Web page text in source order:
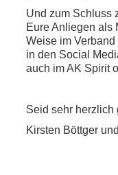
Und zum Schluss
Eure Anliegen als
Weise im
in den Social
auch im AK Spirit
Seid sehr herzlich
Kirsten Böttger